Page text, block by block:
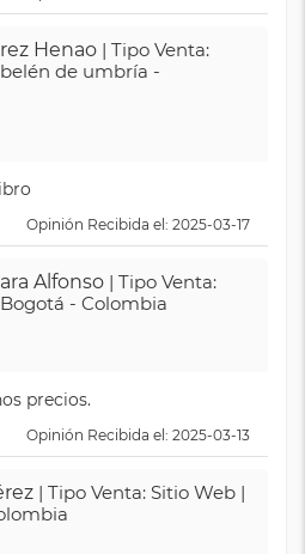
Henao | Tipo Venta:
de umbría -
Opinión Recibida el: 2025-03-17
Alfonso | Tipo Venta:
- Colombia
precios.
Opinión Recibida el: 2025-03-13
| Tipo Venta: Sitio Web |